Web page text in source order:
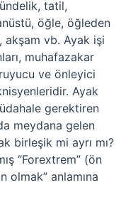
tatil,
öğle, öğleden
akşam vb. Ayak işi
muhafazakar
ve önleyici
Ayak
gerektiren
meydana gelen
birleşik mi ayrı mı?
“Forextrem” (ön
olmak” anlamına